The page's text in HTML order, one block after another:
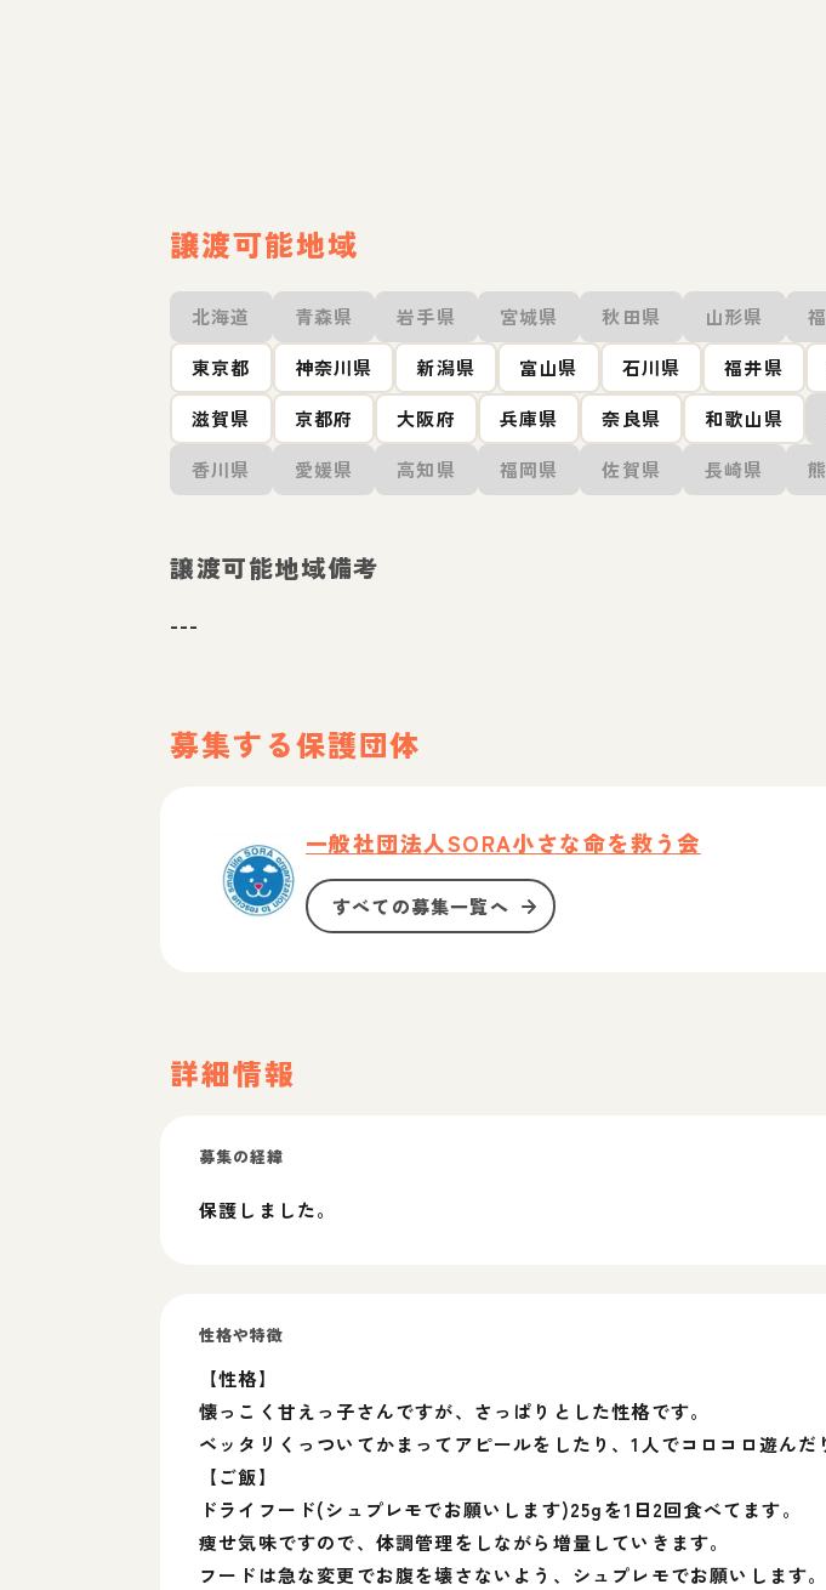
譲渡可能地域
北海道 青森県 岩手県 宮城県 秋田県 山形県
東京都
神奈川県 新潟県 富山県 石川県 福井県
滋賀県
京都府 大阪府 兵庫県 奈良県 和歌山県
香川県
愛媛県 高知県 福岡県 佐賀県 長崎県
譲渡可能地域備考
---
募集する保護団体
一般社団法人SORA小さな命を救う会
すべての募集一覧へ
詳細情報
募集の経緯
保護しました。
性格や特徴
【性格】
懐っこく甘えっ子さんですが、さっぱりとした性格です。
ベッタリくっついてかまってアピールをしたり、1人でコロコロ遊ん
【ご飯】
ドライフード(シュプレモでお願いします)25gを1日2回食べてます。
痩せ気味ですので、体調管理をしながら増量していきます。
フードは急な変更でお腹を壊さないよう、シュプレモでお願いします。